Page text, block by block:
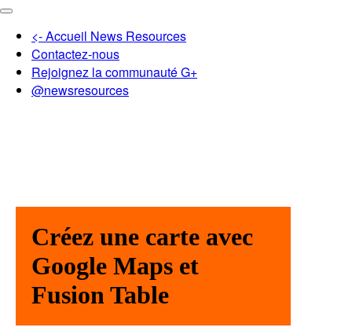
<- Accueil News Resources
Contactez-nous
Rejoignez la communauté G+
@newsresources
Créez une carte avec
Google Maps et
Fusion Table